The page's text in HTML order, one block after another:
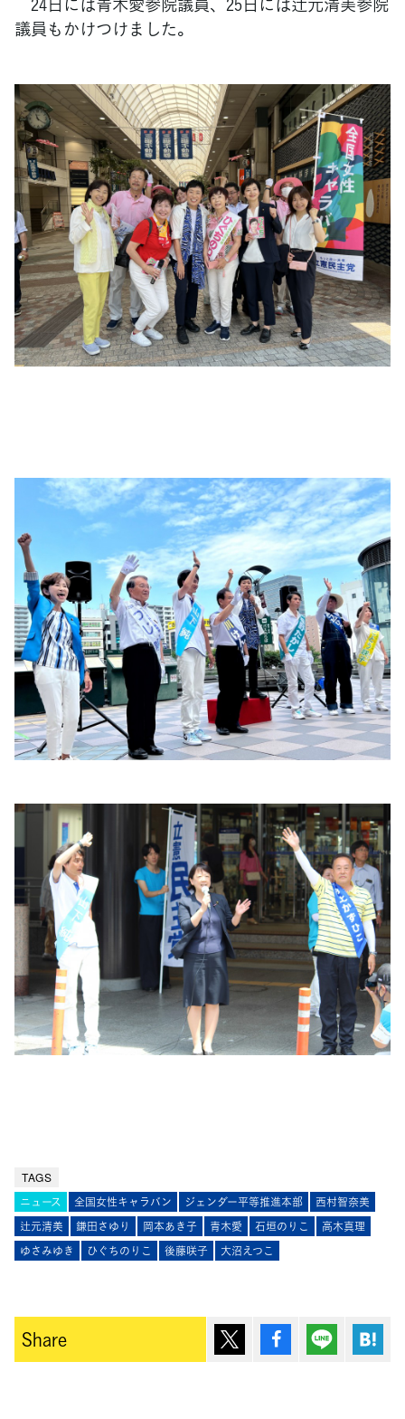
議員もかけつけました。
TAGS
ニュース 全国女性キャラバン ジェンダー平等推進本部
西村智奈美
辻元清美
鎌田さゆり 岡本あき子 青木愛 石垣のりこ
高木真理
ゆさみゆき
ひぐちのりこ 後藤咲子 大沼えつこ
Share ポスト シェア Lineで送